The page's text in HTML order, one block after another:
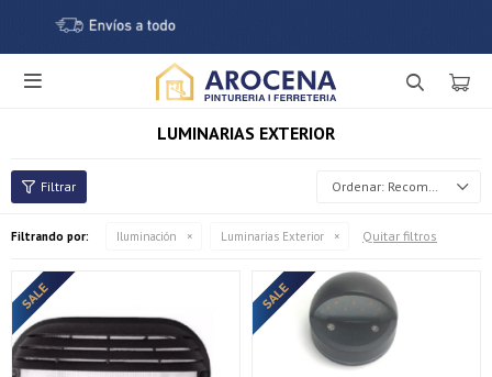

LUMINARIAS EXTERIOR
Recomendados
Filtrando por: Iluminación Luminarias Exterior Quitar filtros